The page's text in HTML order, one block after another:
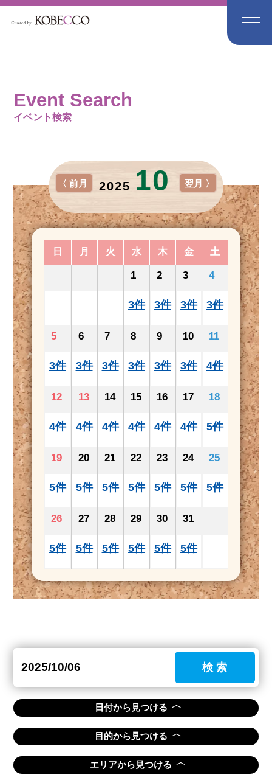
Event Search
イベント検索
2025 10
〈 前月 翌月 〉
日 月 火 水 木 金 土
1
3件
2
3件
3
3件
4
3件
5
3件
6
3件
7
3件
8
3件
9
3件
10
3件
11
4件
12
4件
13
4件
14
4件
15
4件
16
4件
17
4件
18
5件
19
5件
20
5件
21
5件
22
5件
23
5件
24
5件
25
5件
26
5件
27
5件
28
5件
29
5件
30
5件
31
5件
検 索
日付から見つける 〈
目的から見つける 〈
エリアから見つける 〈